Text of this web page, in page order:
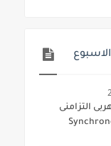
التزامنى